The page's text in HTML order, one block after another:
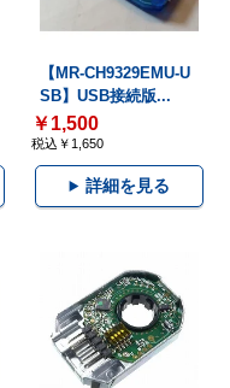
【MR-CH9329EMU-U
SB】USB接続版...
￥1,500
税込￥1,650
詳細を見る